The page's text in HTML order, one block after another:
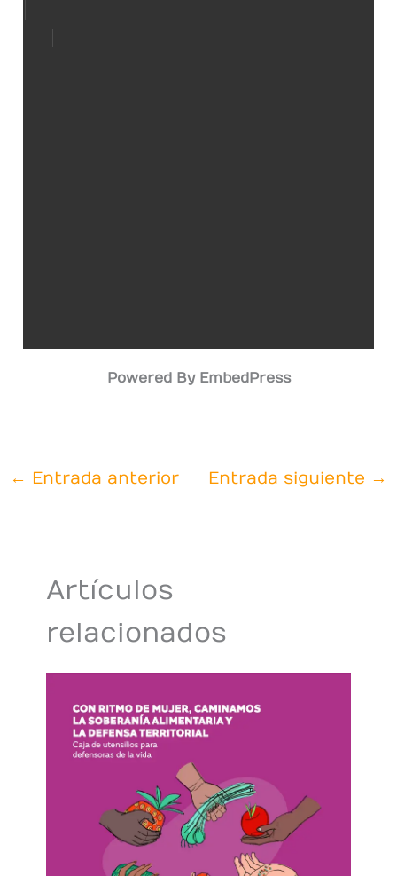
Powered By EmbedPress
← Entrada anterior Entrada siguiente →
Artículos
relacionados